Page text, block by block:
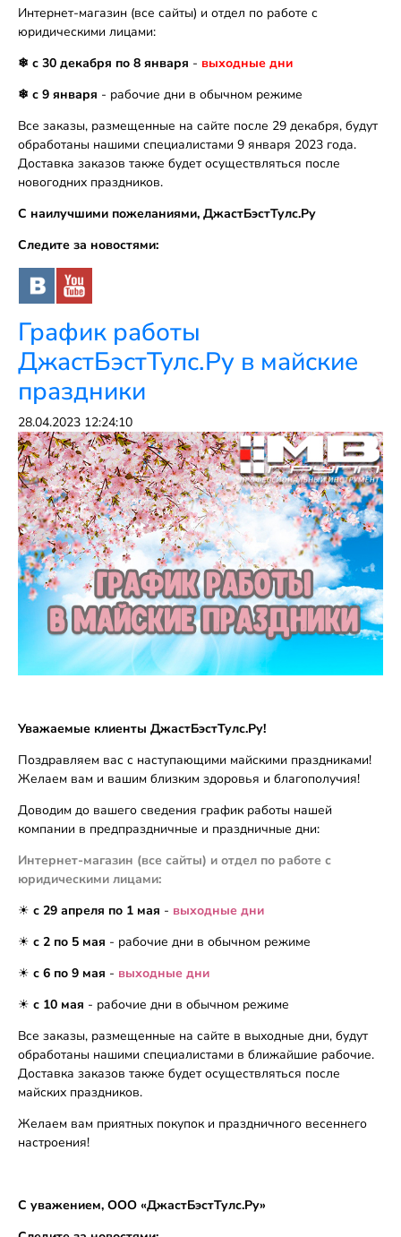
Интернет-магазин (все сайты) и отдел по работе с
юридическими лицами:
❄ с 30 декабря по 8 января - выходные дни
❄ с 9 января - рабочие дни в обычном режиме
Все заказы, размещенные на сайте после 29 декабря, будут
обработаны нашими специалистами 9 января 2023 года.
Доставка заказов также будет осуществляться после
новогодних праздников.
С наилучшими пожеланиями, ДжастБэстТулс.Ру
Следите за новостями:
График работы
ДжастБэстТулс.Ру в майские
праздники
28.04.2023 12:24:10
Уважаемые клиенты ДжастБэстТулс.Ру!
Поздравляем вас с наступающими майскими праздниками!
Желаем вам и вашим близким здоровья и благополучия!
Доводим до вашего сведения график работы нашей
компании в предпраздничные и праздничные дни:
Интернет-магазин (все сайты) и отдел по работе с
юридическими лицами:
☀ с 29 апреля по 1 мая - выходные дни
☀ с 2 по 5 мая - рабочие дни в обычном режиме
☀ с 6 по 9 мая - выходные дни
☀ с 10 мая - рабочие дни в обычном режиме
Все заказы, размещенные на сайте в выходные дни, будут
обработаны нашими специалистами в ближайшие рабочие.
Доставка заказов также будет осуществляться после
майских праздников.
Желаем вам приятных покупок и праздничного весеннего
настроения!
С уважением, ООО «ДжастБэстТулс.Ру»